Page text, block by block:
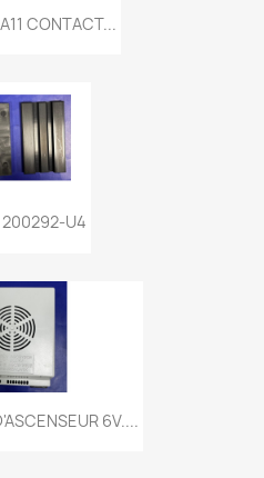
CONTACT...
200292-U4
6V....